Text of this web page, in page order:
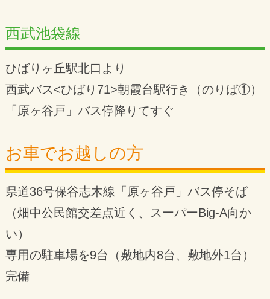
西武池袋線
ひばりヶ丘駅北口より
西武バス<ひばり71>朝霞台駅行き（のりば①）
「原ヶ谷戸」バス停降りてすぐ
お車でお越しの方
県道36号保谷志木線「原ヶ谷戸」バス停そば
（畑中公民館交差点近く、スーパーBig-A向か
い）
専用の駐車場を9台（敷地内8台、敷地外1台）
完備